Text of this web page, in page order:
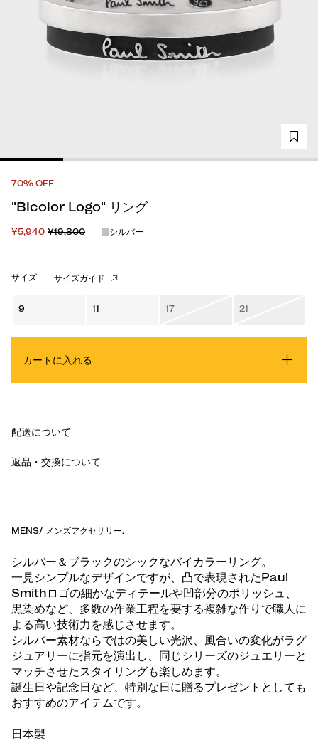
70% OFF
"Bicolor Logo" リング
¥5,940 ¥19,800 シルバー
サイズ サイズガイド
9 11 17 21
カートに入れる
配送について
返品・交換について
MENS/ メンズアクセサリー.
シルバー＆ブラックのシックなバイカラーリング。
一見シンプルなデザインですが、凸で表現されたPaul
Smithロゴの細かなディテールや凹部分のポリッシュ、
黒染めなど、多数の作業工程を要する複雑な作りで職人に
よる高い技術力を感じさせます。
シルバー素材ならではの美しい光沢、風合いの変化がラグ
ジュアリーに指元を演出し、同じシリーズのジュエリーと
マッチさせたスタイリングも楽しめます。
誕生日や記念日など、特別な日に贈るプレゼントとしても
おすすめのアイテムです。
日本製